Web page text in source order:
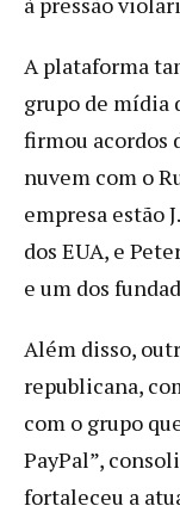
A plataforma
grupo de mídia
firmou acordos
nuvem com o
empresa estão
dos EUA, e
e um dos
Além disso,
republicana,
com o grupo
PayPal”,
fortaleceu a